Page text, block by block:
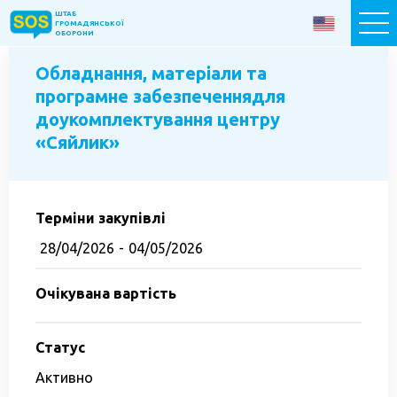
ШТАБ
ГРОМАДЯНСЬКОЇ
ОБОРОНИ
ГРОМАДЯНСЬКОЇ
ОБОРОНИ
зараз
Головна
Проєкти
«Новомістяни: шлях до успіху»
Соціально-культурний центр «Подвір’я»
Обладнання, матеріали та
програмне забезпеченнядля
доукомплектування центру
«Сяйлик»
Терміни закупівлі
28/04/2026 - 04/05/2026
Очікувана вартість
Статус
Активно